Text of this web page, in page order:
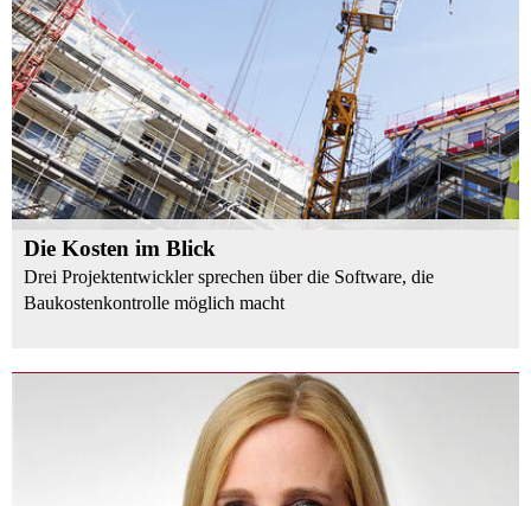
Die Kosten im Blick
Drei Projektentwickler sprechen über die Software, die
Baukostenkontrolle möglich macht